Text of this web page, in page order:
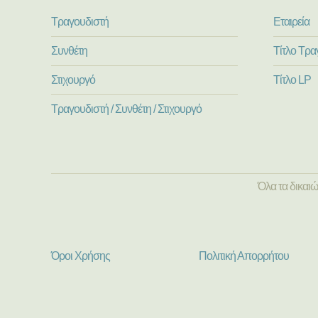
Τραγουδιστή
Συνθέτη
Στιχουργό
Τραγουδιστή / Συνθέτη / Στιχουργό
Εταιρεία
Τίτλο
Τίτλο LP
Όλα τα
Όροι Χρήσης Πολιτική Απορρήτου